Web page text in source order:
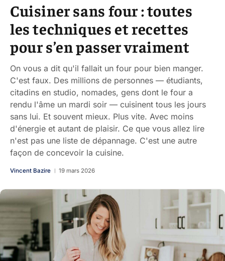
Cuisiner sans four : toutes
les techniques et recettes
pour s’en passer vraiment
On vous a dit qu'il fallait un four pour bien manger.
C'est faux. Des millions de personnes — étudiants,
citadins en studio, nomades, gens dont le four a
rendu l'âme un mardi soir — cuisinent tous les jours
sans lui. Et souvent mieux. Plus vite. Avec moins
d'énergie et autant de plaisir. Ce que vous allez lire
n'est pas une liste de dépannage. C'est une autre
façon de concevoir la cuisine.
Vincent Bazire 19 mars 2026